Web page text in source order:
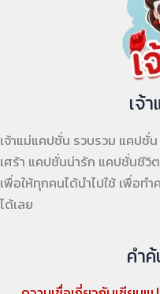
เจ้
เจ้าแม่แคปชั่น รวบรวม แคปชั่
เศร้า แคปชั่นน่ารัก แคปชั่นชีวิ
เพื่อให้ทุกคนได้นำไปใช้ เพื่อ
ได้เลย
คำ